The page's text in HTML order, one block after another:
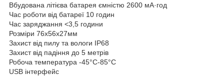
Вбудована літієва батарея ємністю 2600 мА·год
Час роботи від батареї 10 годин
Час заряджання <3,5 години
Розміри 76х56х27мм
Захист від пилу та вологи IP68
Захист від падіння до 5 метрів
Робоча температура -45°C-85°C
USB інтерфейс